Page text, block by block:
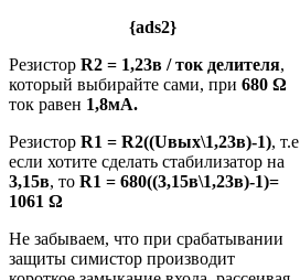
{ads2}
Резистор R2 = 1,23в / ток делителя,
который выбирайте сами, при 680 Ω
ток равен 1,8мА.
Резистор R1 = R2((Uвых\1,23в)-1), т.е
если хотите сделать стабилизатор на
3,15в, то R1 = 680((3,15в\1,23в)-1)=
1061 Ω
Не забываем, что при срабатывании
защиты симистор производит